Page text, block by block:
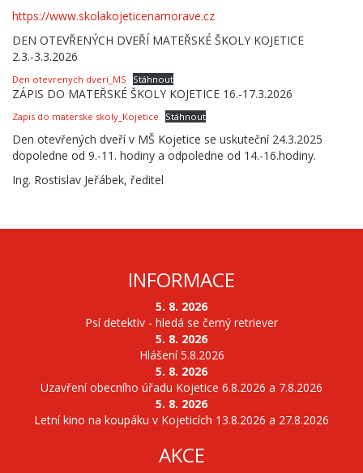
https://www.skolakojeticenamorave.cz
DEN OTEVŘENÝCH DVEŘÍ MATEŘSKÉ ŠKOLY KOJETICE
2.3.-3.3.2026
Den otevrenych dveri_MS Stáhnout
ZÁPIS DO MATEŘSKÉ ŠKOLY KOJETICE 16.-17.3.2026
Zapis do materske skoly_Kojetice Stáhnout
Den otevřených dveří v MŠ Kojetice se uskuteční 24.3.2025
dopoledne od 9.-11. hodiny a odpoledne od 14.-16.hodiny.
Ing. Rostislav Jeřábek, ředitel
INFORMACE
5. 8. 2026
Psí detektiv - hledá se černý retriever
5. 8. 2026
Hlášení 5.8.2026
5. 8. 2026
Uzavření obecního úřadu Kojetice 6.8.2026 a 7.8.2026
5. 8. 2026
Letní kino na koupáku v Kojeticích 13.8.2026 a 27.8.2026
AKCE